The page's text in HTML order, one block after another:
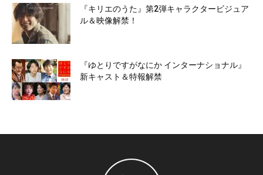
『キリエのうた』第2弾キャラクタービジュア
ル＆映像解禁！
『ゆとりですがなにか インターナショナル』
新キャスト＆特報解禁